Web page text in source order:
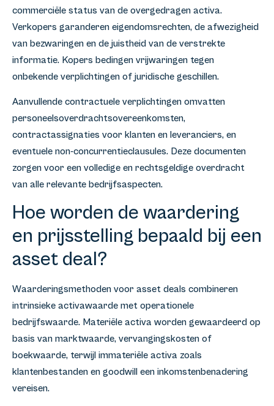
commerciële status van de overgedragen activa.
Verkopers garanderen eigendomsrechten, de afwezigheid
van bezwaringen en de juistheid van de verstrekte
informatie. Kopers bedingen vrijwaringen tegen
onbekende verplichtingen of juridische geschillen.
Aanvullende contractuele verplichtingen omvatten
personeelsoverdrachtsovereenkomsten,
contractassignaties voor klanten en leveranciers, en
eventuele non-concurrentieclausules. Deze documenten
zorgen voor een volledige en rechtsgeldige overdracht
van alle relevante bedrijfsaspecten.
Hoe worden de waardering
en prijsstelling bepaald bij een
asset deal?
Waarderingsmethoden voor asset deals combineren
intrinsieke activawaarde met operationele
bedrijfswaarde. Materiële activa worden gewaardeerd op
basis van marktwaarde, vervangingskosten of
boekwaarde, terwijl immateriële activa zoals
klantenbestanden en goodwill een inkomstenbenadering
vereisen.